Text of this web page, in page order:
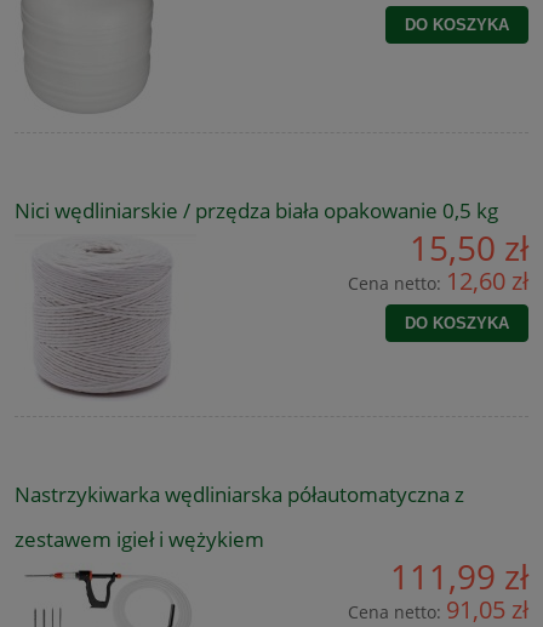
DO KOSZYKA
Nici wędliniarskie / przędza biała opakowanie 0,5 kg
15,50 zł
Cena netto: 12,60 zł
DO KOSZYKA
Nastrzykiwarka wędliniarska półautomatyczna z
zestawem igieł i wężykiem
111,99 zł
Cena netto: 91,05 zł